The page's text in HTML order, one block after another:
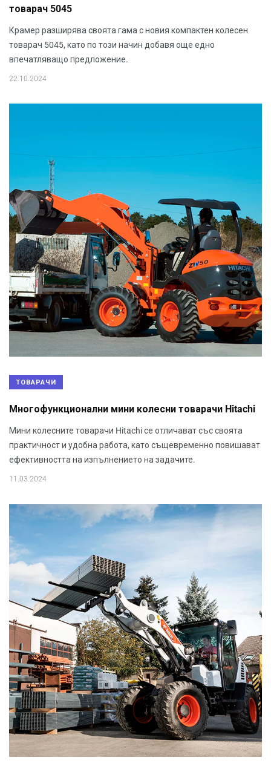
товарач 5045
Крамер разширява своята гама с новия компактен колесен
товарач 5045, като по този начин добавя още едно
впечатляващо предложение.
22.10.2024
ТОВАРАЧИ
Многофункционални мини колесни товарачи Hitachi
Мини колесните товарачи Hitachi се отличават със своята
практичност и удобна работа, като същевременно повишават
ефективността на изпълнението на задачите.
11.03.2024